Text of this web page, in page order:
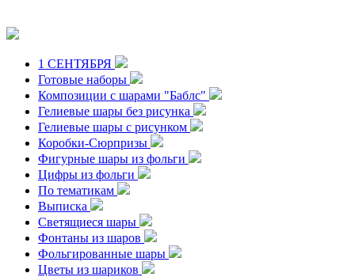
1 СЕНТЯБРЯ
Готовые наборы
Композиции с шарами "Баблс"
Гелиевые шары без рисунка
Гелиевые шары с рисунком
Коробки-Сюрпризы
Фигурные шары из фольги
Цифры из фольги
По тематикам
Выписка
Светящиеся шары
Фонтаны из шаров
Фольгированные шары
Цветы из шариков